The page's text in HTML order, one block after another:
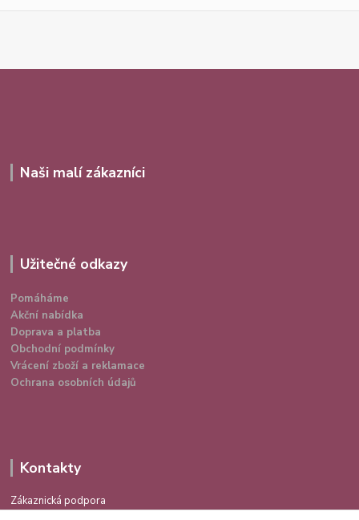
Naši malí zákazníci
Užitečné odkazy
Pomáháme
Akční nabídka
Doprava a platba
Obchodní podmínky
Vrácení zboží a reklamace
Ochrana osobních údajů
Kontakty
Zákaznická podpora